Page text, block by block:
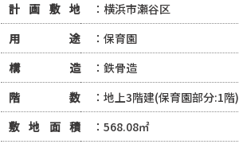
計画敷地
：横浜市瀬谷区
用途
：保育園
構造
：鉄骨造
階数
：地上3階建(保育園部分:1階)
敷地面積
：568.08㎡